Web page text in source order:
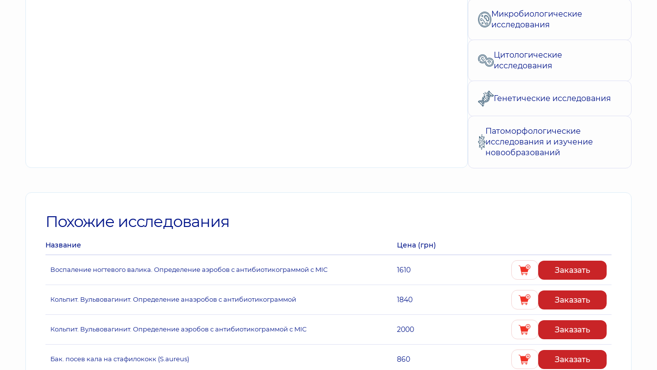
Микробиологические
исследования
Цитологические
исследования
Генетические исследования
Патоморфологические
исследования и изучение
новообразований
Похожие исследования
Название Цена (грн)
Воспаление ногтевого валика. Определение аэробов с антибиотикограммой с MIC 1610 Заказать
Кольпит. Вульвовагинит. Определение анаэробов с антибиотикограммой 1840 Заказать
Кольпит. Вульвовагинит. Определение аэробов с антибиотикограммой с MIC 2000 Заказать
Бак. посев кала на стафилококк (S.aureus) 860 Заказать